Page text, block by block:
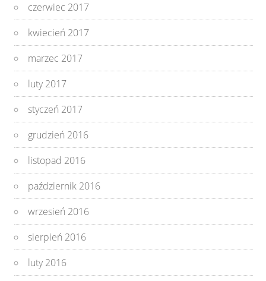
czerwiec 2017
kwiecień 2017
marzec 2017
luty 2017
styczeń 2017
grudzień 2016
listopad 2016
październik 2016
wrzesień 2016
sierpień 2016
luty 2016